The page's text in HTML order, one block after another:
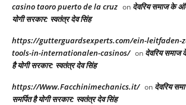
casino taoro puerto de la cruz on देवरिय समाज के
योगी सरकार: स्वतंत्र देव सिंह
https://gutterguardsexperts.com/ein-leitfaden-
tools-in-internationalen-casinos/ on देवरिय समाज
है योगी सरकार: स्वतंत्र देव सिंह
https://Www.Facchinimechanics.it/ on देवरिय
समर्पित है योगी सरकार: स्वतंत्र देव सिंह